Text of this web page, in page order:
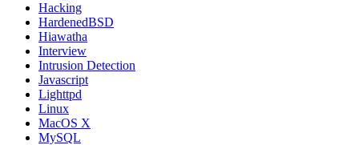
Hacking
HardenedBSD
Hiawatha
Interview
Intrusion Detection
Javascript
Lighttpd
Linux
MacOS X
MySQL